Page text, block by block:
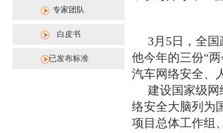
专家团队
白皮书
已发布标准
3月5日，全
他今年的三份“
汽车网络安全、
建设国家级
络安全大脑列为
项目总体工作组